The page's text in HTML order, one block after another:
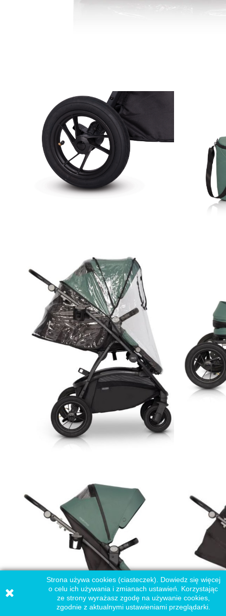
Strona używa cookies (ciasteczek). Dowiedz się więcej
o celu ich używania i zmianach ustawień. Korzystając
ze strony wyrażasz zgodę na używanie cookies,
zgodnie z aktualnymi ustawieniami przeglądarki.